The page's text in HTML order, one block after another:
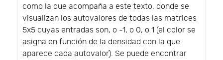
como la que acompaña a este texto, donde se
visualizan los autovalores de todas las matrices
5x5 cuyas entradas son, o -1, o 0, o 1 (el color se
asigna en función de la densidad con la que
aparece cada autovalor). Se puede encontrar